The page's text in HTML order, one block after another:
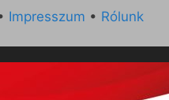
Impresszum • Rólunk